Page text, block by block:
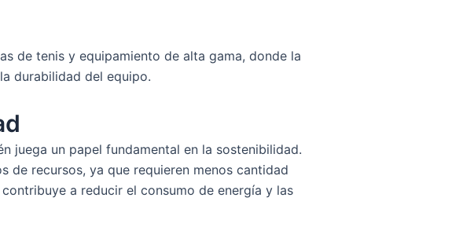
de tenis y equipamiento de alta gama, donde la
durabilidad del equipo.
juega un papel fundamental en la sostenibilidad.
de recursos, ya que requieren menos cantidad
a reducir el consumo de energía y las